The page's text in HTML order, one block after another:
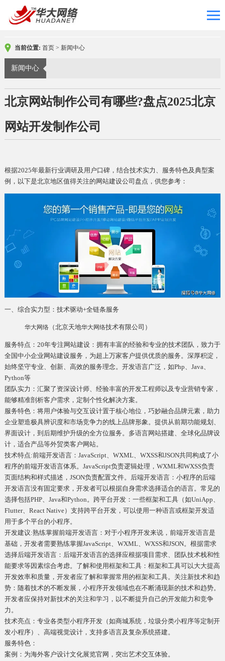
当前位置: 首页> 新闻中心
新闻中心
北京网站制作公司有哪些?盘点2025北京
网站开发制作公司
根据2025年最新行业调研及用户口碑，结合技术实力、服务特色及典型案
例，以下是北京地区值得关注的网站建设公司盘点，供您参考：
一、综合实力型：技术驱动+全链条服务
华大网络（北京天地华大网络技术有限公司）
服务特点：20年专注网站建设：拥有丰富的经验和专业的技术团队，致力于
全国中小企业网站建设服务，为超上万家客户提供优质的服务。深厚积淀，
始终坚守专业、创新、高效的服务理念。开发语言广泛，如Php、Java、
Python等
团队实力：汇聚了资深设计师、经验丰富的开发工程师以及专业营销专家，
能够精准剖析客户需求，定制个性化解决方案。
服务特色：将用户体验与交互设计置于核心地位，巧妙融合品牌元素，助力
企业塑造极具辨识度和市场竞争力的线上品牌形象。提供从前期功能规划、
界面设计，到后期维护升级的全方位服务。多语言网站搭建、全球化品牌设
计，适合产品等外贸类客户网站。
技术特点:前端开发语言：JavaScript、WXML、WXSS和JSON共同构成了小
程序的前端开发语言体系。JavaScript负责逻辑处理，WXML和WXSS负责
页面结构和样式描述，JSON负责配置文件。后端开发语言：小程序的后端
开发语言没有固定要求，开发者可以根据自身需求选择适合的语言。常见的
选择包括PHP、Java和Python。跨平台开发：一些框架和工具（如UniApp、
Flutter、React Native）支持跨平台开发，可以使用一种语言或框架开发适
用于多个平台的小程序。
开发建议:熟练掌握前端开发语言：对于小程序开发来说，前端开发语言是
基础，开发者需要熟练掌握JavaScript、WXML、WXSS和JSON。根据需求
选择后端开发语言：后端开发语言的选择应根据项目需求、团队技术栈和性
能要求等因素综合考虑。了解和使用框架和工具：框架和工具可以大大提高
开发效率和质量，开发者应了解和掌握常用的框架和工具。关注新技术和趋
势：随着技术的不断发展，小程序开发领域也在不断涌现新的技术和趋势。
开发者应保持对新技术的关注和学习，以不断提升自己的开发能力和竞争
力。
技术亮点：专业各类型小程序开发（如商城系统，垃圾分类小程序等定制开
发小程序）、高端视觉设计，支持多语言及复杂系统搭建。
服务特色：
案例：为海外客户设计文化展览官网，突出艺术交互体验。